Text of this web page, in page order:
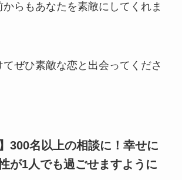
らもあなたを素敵にしてくれま
ぜひ素敵な恋と出会ってくださ
300名以上の相談に！幸せに
が1人でも過ごせますように